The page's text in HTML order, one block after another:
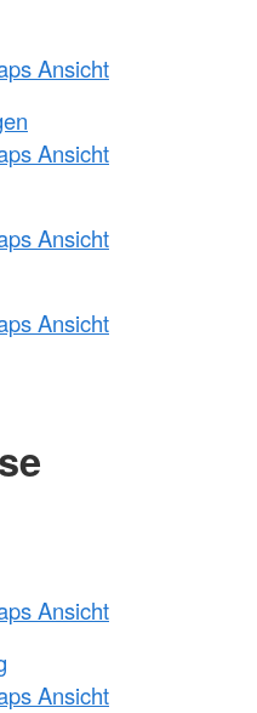
Ansicht
Ansicht
Ansicht
Ansicht
Ansicht
Ansicht